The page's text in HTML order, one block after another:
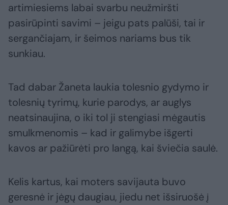
artimiesiems labai svarbu neužmiršti
pasirūpinti savimi – jeigu pats palūši, tai ir
sergančiajam, ir šeimos nariams bus tik
sunkiau.
Tad dabar Žaneta laukia tolesnio gydymo ir
tolesnių tyrimų, kurie parodys, ar auglys
neatsinaujina, o iki tol ji stengiasi mėgautis
smulkmenomis – kad ir galimybe išgerti
kavos ar pažiūrėti pro langą, kai šviečia saulė.
Kelis kartus, kai moters savijauta buvo
geresnė ir jėgų daugiau, jiedu net išsiruošė į